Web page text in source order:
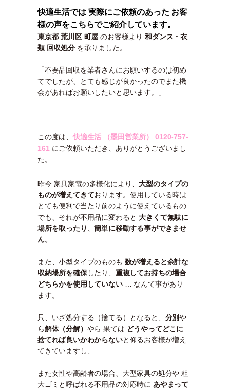
快適生活では 実際にご依頼のあった お客
様の声をこちらでご紹介しています。
東京都 荒川区 町屋 のお客様より 和ダンス・衣
類 回収処分 を承りました。
「不要品回収を業者さんにお願いするのは初め
てでしたが、とても感じが良かったのでまた機
会があればお願いしたいと思います。」
この度は、快適生活 （墨田営業所）
0120-757-
161 にご依頼いただき、ありがとうございまし
た。
昨今 家具家電の多様化により、 大型のタイプの
ものが増えてきております。使用している時は
とても便利で当たり前のように使えているもの
でも、それが不用品に変わると 大きくて無駄に
場所を取ったり
簡単に移動する事ができませ
ん。
また、小型タイプのものも 数が増えると余計な
収納場所を確保したり、 重複してお持ちの場合
どちらかを使用していない … なんて事があり
ます。
只、いざ処分する（捨てる）となると、 分別や
ら解体（分解） やら 果ては どうやってどこに
捨てれば良いかわからないと仰るお客様が増え
てきていますし、
また女性や高齢者の場合、大型家具の処分や 粗
大ゴミと呼ばれる不用品の対応時に あやまって